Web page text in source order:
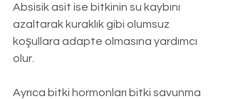
Absisik asit ise bitkinin su kaybını
azaltarak kuraklık gibi olumsuz
koşullara adapte olmasına yardımcı
olur.
Ayrıca bitki hormonları bitki savunma